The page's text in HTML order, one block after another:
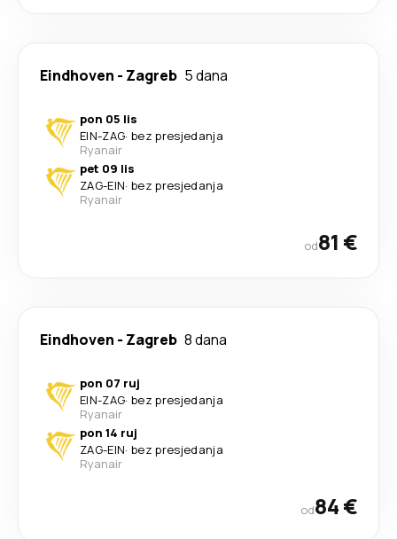
Eindhoven - Zagreb 5 dana
pon 05 lis
EIN-ZAG· bez presjedanja
Ryanair
pet 09 lis
ZAG-EIN· bez presjedanja
Ryanair
od81 €
Eindhoven - Zagreb 8 dana
pon 07 ruj
EIN-ZAG· bez presjedanja
Ryanair
pon 14 ruj
ZAG-EIN· bez presjedanja
Ryanair
od84 €